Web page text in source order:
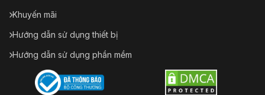
Khuyến mãi
Hướng dẫn sử dụng thiết bị
Hướng dẫn sử dụng phần mềm